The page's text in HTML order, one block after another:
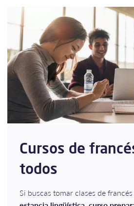
Cursos de
todos
Si buscas tomar clases de